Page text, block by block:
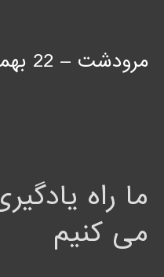
مرودشت – 22 بهمن شمالی
ما راه
می کنیم